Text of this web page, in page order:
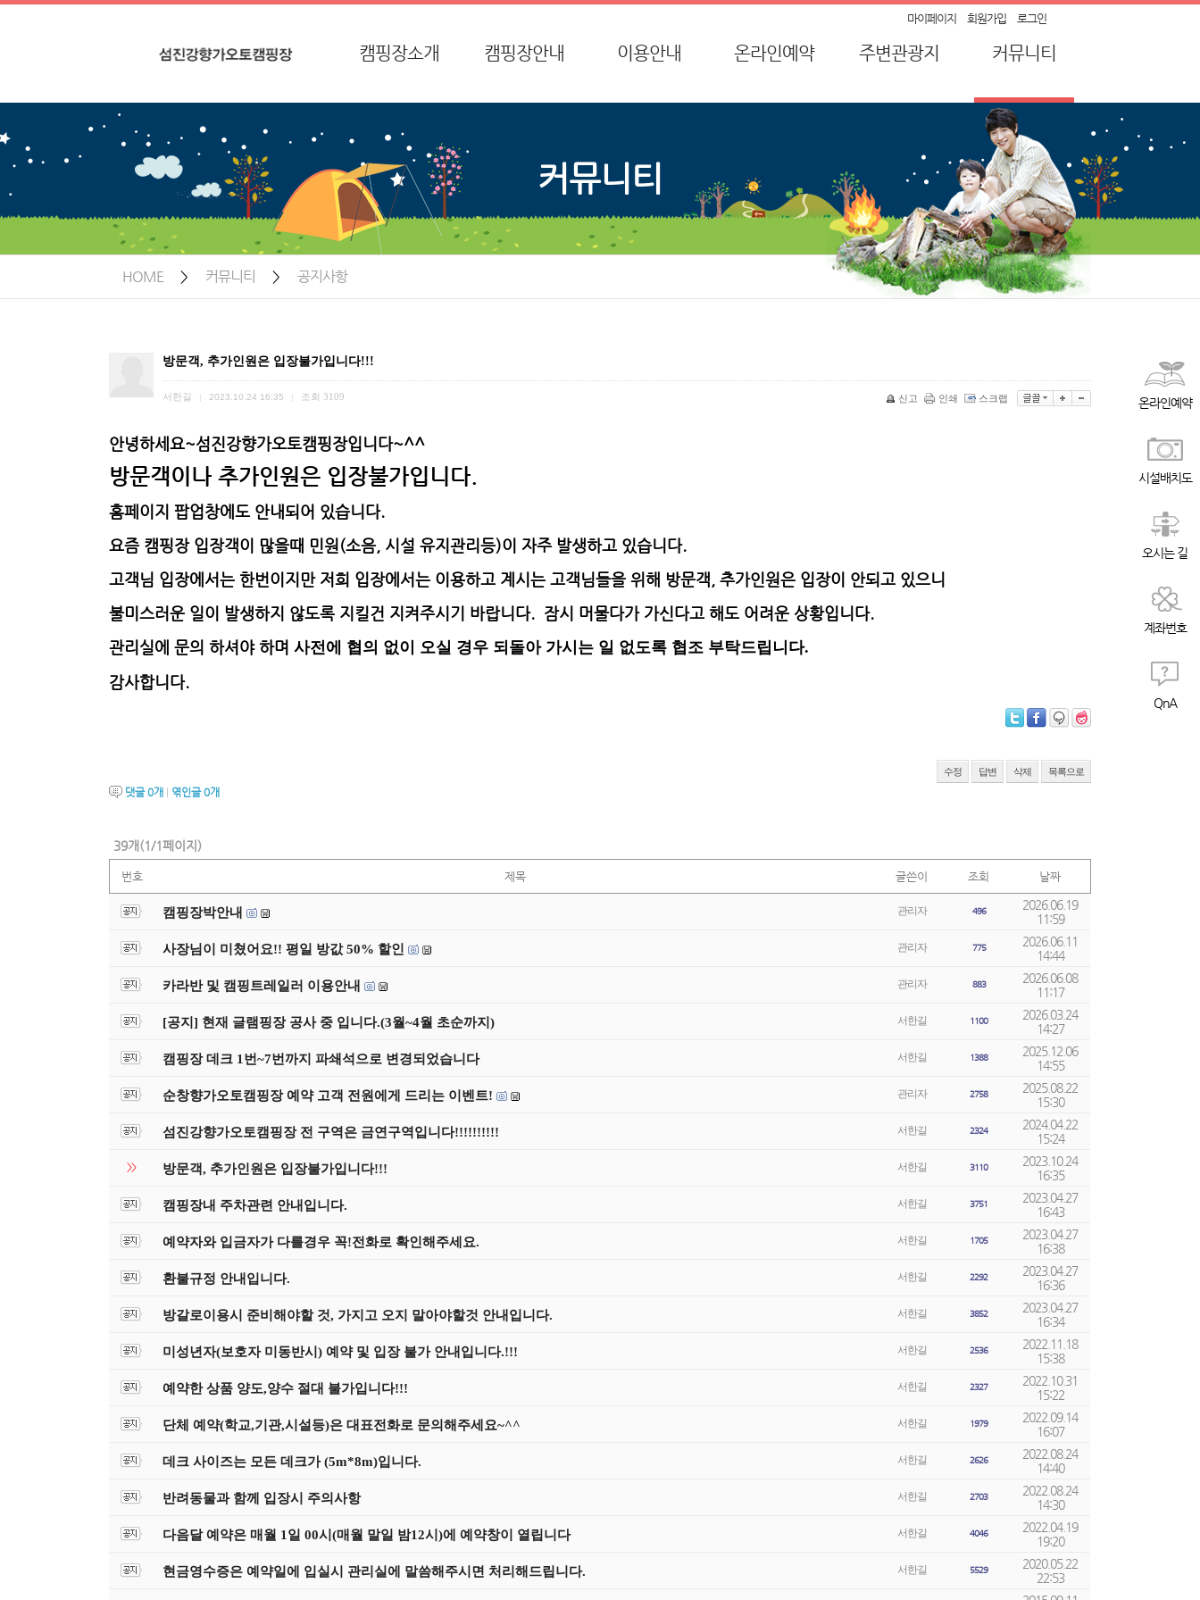
마이페이지 회원가입 로그인
캠핑장소개 캠핑장안내 이용안내 온라인예약 주변관광지 커뮤니티
공지사항
친절한 상담과 안내
인사말
찾아오시는 길
글램핑 시설배치
방갈로 시설배치
단체방갈로 시설배치
데크 시설배치
이용요금
환불규정
이용안내
유적
전통장류
공지사항
묻고 답하기
자주하는 질문
캠핑장 후기
이벤트
커뮤니티
HOME > 커뮤니티 > 공지사항
방문객, 추가인원은 입장불가입니다!!!
서한길 2023.10.24 16:35 조회 3109 신고 인쇄 스크랩
안녕하세요~섬진강향가오토캠핑장입니다~^^
방문객이나 추가인원은 입장불가입니다.
홈페이지 팝업창에도 안내되어 있습니다.
요즘 캠핑장 입장객이 많을때 민원(소음, 시설 유지관리등)이 자주 발생하고 있습니다.
고객님 입장에서는 한번이지만 저희 입장에서는 이용하고 계시는 고객님들을 위해 방문객, 추가인원은 입장이 안되고 있으니
불미스러운 일이 발생하지 않도록 지킬건 지켜주시기 바랍니다. 잠시 머물다가 가신다고 해도 어려운 상황입니다.
관리실에 문의 하셔야 하며 사전에 협의 없이 오실 경우 되돌아 가시는 일 없도록 협조 부탁드립니다.
감사합니다.
수정 답변 삭제 목록으로
댓글0개 엮인글0개
39개(1/1페이지)
번호 제목 글쓴이 조회 날짜
캠핑장박안내 관리자 496
2026.06.19
11:59
사장님이 미쳤어요!! 평일 방값 50% 할인 관리자 775
2026.06.11
14:44
카라반 및 캠핑트레일러 이용안내 관리자 883
2026.06.08
11:17
[공지] 현재 글램핑장 공사 중 입니다.(3월~4월 초순까지) 서한길 1100
2026.03.24
14:27
캠핑장 데크 1번~7번까지 파쇄석으로 변경되었습니다 서한길 1388
2025.12.06
14:55
순창향가오토캠핑장 예약 고객 전원에게 드리는 이벤트! 관리자 2758
2025.08.22
15:30
섬진강향가오토캠핑장 전 구역은 금연구역입니다!!!!!!!!!! 서한길 2324
2024.04.22
15:24
>> 방문객, 추가인원은 입장불가입니다!!! 서한길 3110
2023.10.24
16:35
캠핑장내 주차관련 안내입니다. 서한길 3751
2023.04.27
16:43
예약자와 입금자가 다를경우 꼭!전화로 확인해주세요. 서한길 1705
2023.04.27
16:38
환불규정 안내입니다. 서한길 2292
2023.04.27
16:36
방갈로이용시 준비해야할 것, 가지고 오지 말아야할것 안내입니다. 서한길 3852
2023.04.27
16:34
미성년자(보호자 미동반시) 예약 및 입장 불가 안내입니다.!!! 서한길 2536
2022.11.18
15:38
예약한 상품 양도,양수 절대 불가입니다!!! 서한길 2327
2022.10.31
15:22
단체 예약(학교,기관,시설등)은 대표전화로 문의해주세요~^^ 서한길 1979
2022.09.14
16:07
데크 사이즈는 모든 데크가 (5m*8m)입니다. 서한길 2626
2022.08.24
14:40
반려동물과 함께 입장시 주의사항 서한길 2703
2022.08.24
14:30
다음달 예약은 매월 1일 00시(매월 말일 밤12시)에 예약창이 열립니다 서한길 4046
2022.04.19
19:20
현금영수증은 예약일에 입실시 관리실에 말씀해주시면 처리해드립니다. 서한길 5529
2020.05.22
22:53
온라인예약
시설배치도
오시는 길
계좌번호
QnA